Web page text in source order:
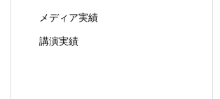
メディア実績
講演実績